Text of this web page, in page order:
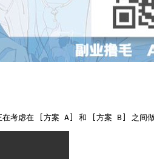
在考虑在 [方案 A] 和 [方案 B] 之间做